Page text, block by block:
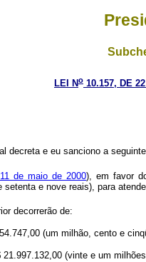
LEI No 10.157, DE
decreta e eu sanciono a
de maio de 2000), em favor
e nove reais), para
decorrerão de:
(um milhão, cento e
(vinte e um